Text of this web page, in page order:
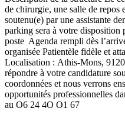
de chirurgie, une salle de repos
soutenu(e) par une assistante
parking sera à votre
poste Agenda rempli dès
organisée Patientèle fidèle et
Localisation : Athis-Mons,
répondre à votre candidature
coordonnées et nous verrons
opportunités professionnelles
au O6 24 4O O1 67